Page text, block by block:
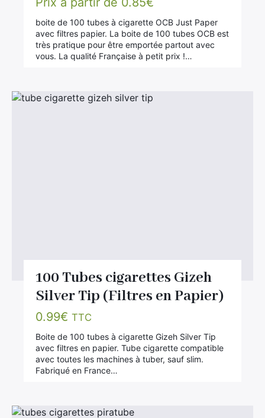
sur 5
boite de 100 tubes à cigarette OCB Just Paper
avec filtres papier. La boite de 100 tubes OCB est
très pratique pour être emportée partout avec
vous. La qualité Française à petit prix !…
100 Tubes cigarettes Gizeh
Silver Tip (Filtres en Papier)
0.99€ TTC
Boite de 100 tubes à cigarette Gizeh Silver Tip
avec filtres en papier. Tube cigarette compatible
avec toutes les machines à tuber, sauf slim.
Fabriqué en France…